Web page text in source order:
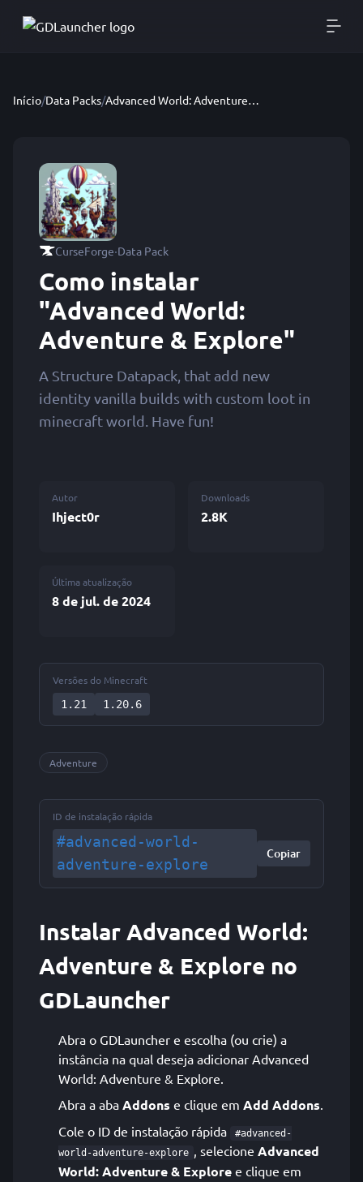
Início/Data Packs/ Advanced World: Adventure & Explore
CurseForge·Data Pack
Como instalar
"Advanced World:
Adventure & Explore"
A Structure Datapack, that add new
identity vanilla builds with custom loot in
minecraft world. Have fun!
Autor
Ihject0r
Downloads
2.8K
Última atualização
8 de jul. de 2024
Versões do Minecraft
1.21
1.20.6
Adventure
ID de instalação rápida
#advanced-world-
adventure-explore
Copiar
Instalar Advanced World:
Adventure & Explore no
GDLauncher
Abra o GDLauncher e escolha (ou crie) a
instância na qual deseja adicionar Advanced
World: Adventure & Explore.
Abra a aba Addons e clique em Add Addons.
Cole o ID de instalação rápida
#advanced-
world-adventure-explore , selecione Advanced
World: Adventure & Explore e clique em